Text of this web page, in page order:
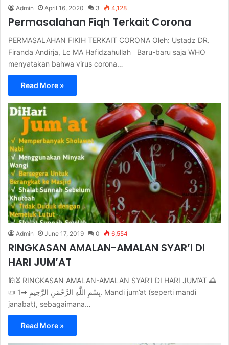
Admin April 16, 2020 3 4,128
Permasalahan Fiqh Terkait Corona
PERMASALAHAN FIKIH TERKAIT CORONA Oleh: Ustadz DR.
Firanda Andirja, Lc MA Hafidzahullah Baru-baru saja WHO
menyatakan bahwa virus corona…
Read More »
Admin June 17, 2019 0 6,554
RINGKASAN AMALAN-AMALAN SYAR’I DI
HARI JUM’AT
🕌⏳ RINGKASAN AMALAN-AMALAN SYAR’I DI HARI JUM’AT 🌅
📜 بِسْمِ اللَّهِ الرَّحْمَنِ الرَّحِيمِ ➡1. Mandi jum’at (seperti mandi
janabat), sebagaimana…
Read More »